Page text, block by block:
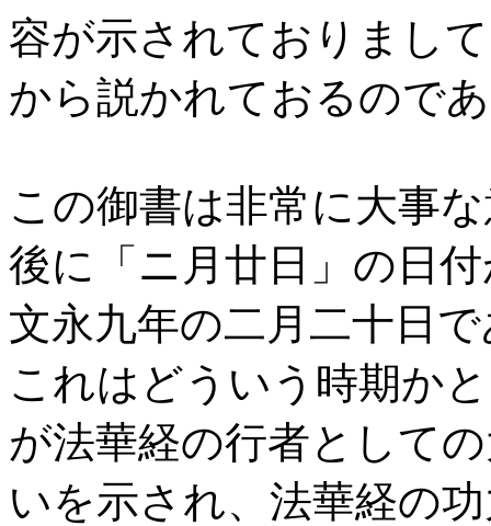
容が示されておりまし
から説かれておる
この御書は非常に大事
後に「ニ月廿日」の日
文永九年の二月二十日
これはどういう時期か
が法華経の行者として
いを示され、法華経の